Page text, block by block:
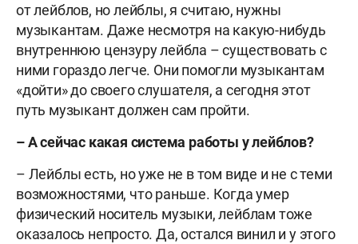
от лейблов, но лейблы, я считаю, нужны
музыкантам. Даже несмотря на какую-нибудь
внутреннюю цензуру лейбла – существовать с
ними гораздо легче. Они помогли музыкантам
«дойти» до своего слушателя, а сегодня этот
путь музыкант должен сам пройти.
– А сейчас какая система работы у лейблов?
– Лейблы есть, но уже не в том виде и не с теми
возможностями, что раньше. Когда умер
физический носитель музыки, лейблам тоже
оказалось непросто. Да, остался винил и у этого